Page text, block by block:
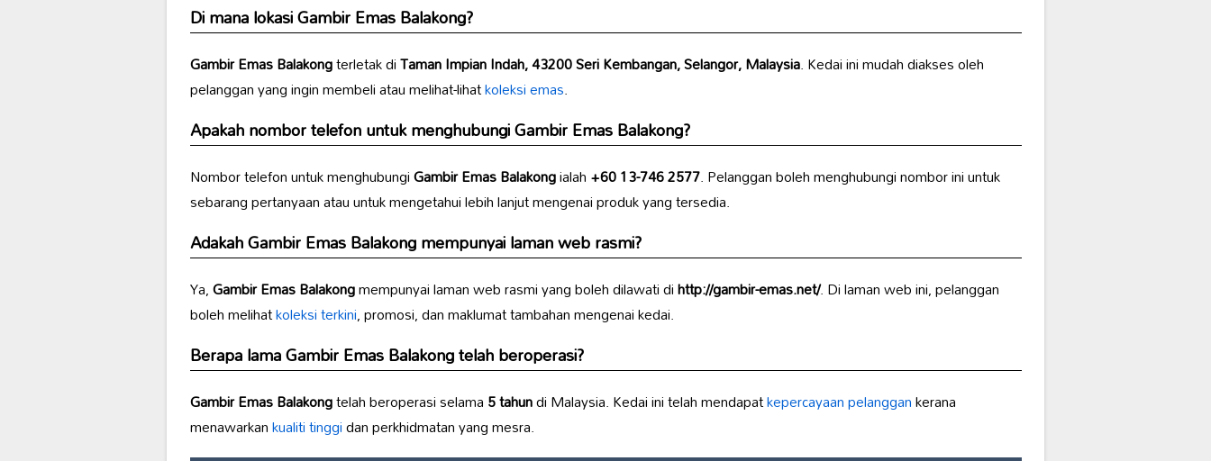
Di mana lokasiGambir Emas Balakong?
Gambir Emas Balakongterletak diTaman Impian Indah, 43200 Seri Kembangan, Selangor, Malaysia. Kedai ini mudah diakses oleh
pelanggan yang ingin membeli atau melihat-lihatkoleksi emas.
Apakah nombor telefon untuk menghubungiGambir Emas Balakong?
Nombor telefon untuk menghubungiGambir Emas Balakongialah+60 13-746 2577. Pelanggan boleh menghubungi nombor ini untuk
sebarang pertanyaan atau untuk mengetahui lebih lanjut mengenai produk yang tersedia.
AdakahGambir Emas Balakongmempunyai laman web rasmi?
Ya,Gambir Emas Balakongmempunyai laman web rasmi yang boleh dilawati dihttp://gambir-emas.net/. Di laman web ini, pelanggan
boleh melihatkoleksi terkini, promosi, dan maklumat tambahan mengenai kedai.
Berapa lamaGambir Emas Balakongtelah beroperasi?
Gambir Emas Balakongtelah beroperasi selama5 tahundi Malaysia. Kedai ini telah mendapatkepercayaan pelanggankerana
menawarkankualiti tinggidan perkhidmatan yang mesra.